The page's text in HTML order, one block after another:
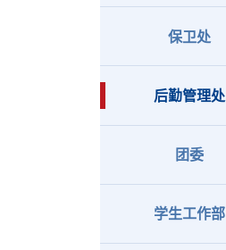
保卫处
后勤管理处
团委
学生工作部